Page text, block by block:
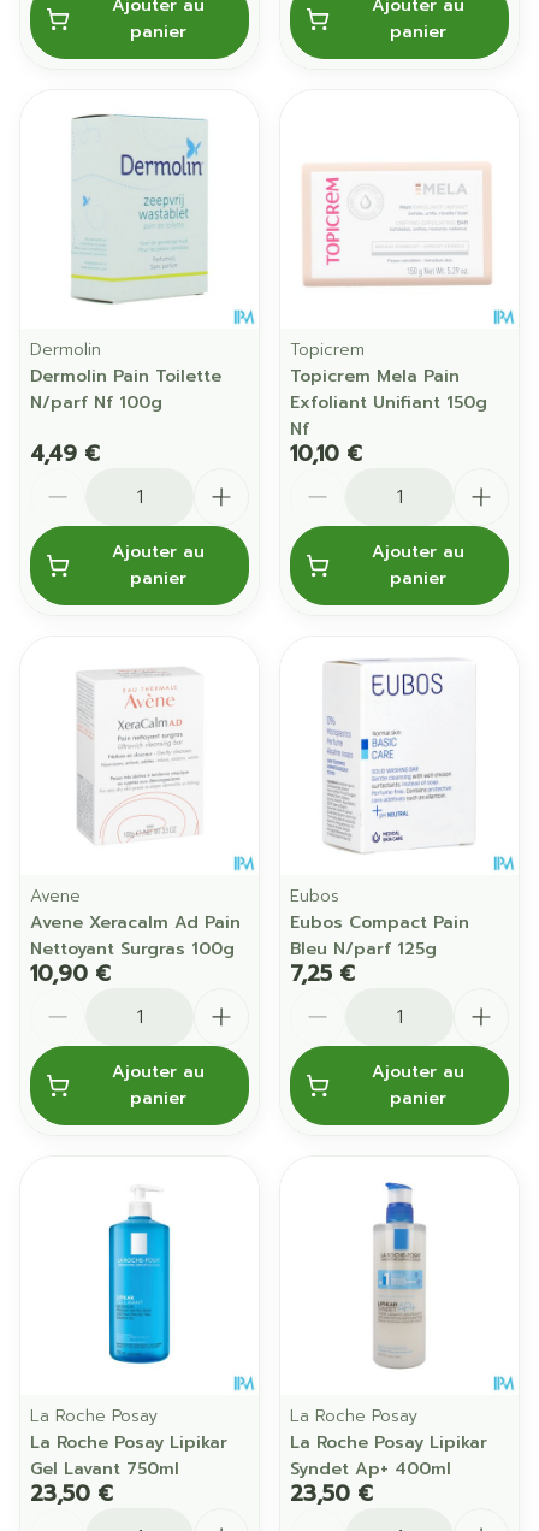
Ajouter au
panier
Ajouter au
panier
Dermolin
Dermolin Pain Toilette
N/parf Nf 100g
4,49 €
Ajouter au
panier
Topicrem
Topicrem Mela Pain
Exfoliant Unifiant 150g
Nf
10,10 €
Ajouter au
panier
Avene
Avene Xeracalm Ad Pain
Nettoyant Surgras 100g
10,90 €
Ajouter au
panier
Eubos
Eubos Compact Pain
Bleu N/parf 125g
7,25 €
Ajouter au
panier
La Roche Posay
La Roche Posay Lipikar
Gel Lavant 750ml
23,50 €
La Roche Posay
La Roche Posay Lipikar
Syndet Ap+ 400ml
23,50 €